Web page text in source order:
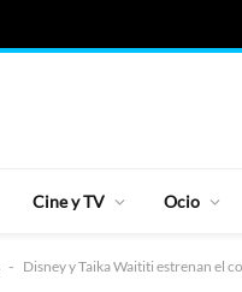
Cine y TV Ocio
- Disney y Taika Waititi estrenan el